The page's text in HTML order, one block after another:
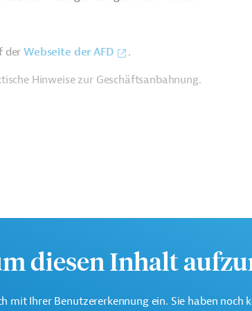
derWebseite der AFD
.
Hinweise zur Geschäftsanbahnung.
diesen Inhalt
mit Ihrer Benutzererkennung ein. Sie haben noch